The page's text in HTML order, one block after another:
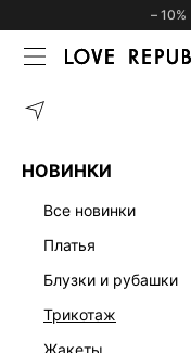
–
НОВИНКИ
все новинки
платья
блузки и рубашки
трикотаж
жакеты
ГЛАВНАЯ